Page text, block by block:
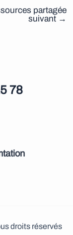
partagée
suivant →
78
droits réservés